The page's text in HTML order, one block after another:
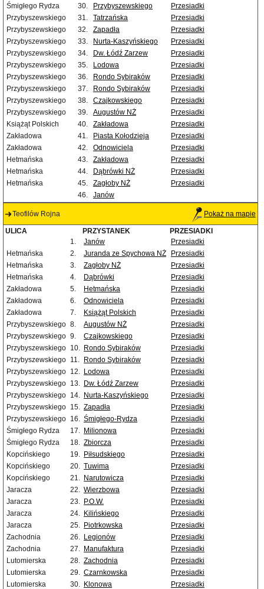
Śmigłego Rydza
30. Przybyszewskiego
Przesiadki
Przybyszewskiego
31. Tatrzańska
Przesiadki
Przybyszewskiego
32. Zapadła
Przesiadki
Przybyszewskiego
33. Nurta-Kaszyńskiego
Przesiadki
Przybyszewskiego
34. Dw. Łódź Zarzew
Przesiadki
Przybyszewskiego
35. Lodowa
Przesiadki
Przybyszewskiego
36. Rondo Sybiraków
Przesiadki
Przybyszewskiego
37. Rondo Sybiraków
Przesiadki
Przybyszewskiego
38. Czajkowskiego
Przesiadki
Przybyszewskiego
39. Augustów NŻ
Przesiadki
Książąt Polskich
40. Zakładowa
Przesiadki
Zakładowa
41. Piasta Kołodzieja
Przesiadki
Zakładowa
42. Odnowiciela
Przesiadki
Hetmańska
43. Zakładowa
Przesiadki
Hetmańska
44. Dąbrówki NŻ
Przesiadki
Hetmańska
45. Zagłoby NŻ
Przesiadki
46.
Janów
Teofilów Rojna Pokaż na mapie
ULICA PRZYSTANEK
PRZESIADKI
1.
Janów
Przesiadki
Hetmańska
2. Juranda ze Spychowa NŻ
Przesiadki
Hetmańska
3. Zagłoby NŻ
Przesiadki
Hetmańska
4. Dąbrówki
Przesiadki
Zakładowa
5. Hetmańska
Przesiadki
Zakładowa
6. Odnowiciela
Przesiadki
Zakładowa
7. Książąt Polskich
Przesiadki
Przybyszewskiego 8. Augustów NŻ
Przesiadki
Przybyszewskiego 9. Czajkowskiego
Przesiadki
Przybyszewskiego 10. Rondo Sybiraków
Przesiadki
Przybyszewskiego 11. Rondo Sybiraków
Przesiadki
Przybyszewskiego 12. Lodowa
Przesiadki
Przybyszewskiego 13. Dw. Łódź Zarzew
Przesiadki
Przybyszewskiego 14. Nurta-Kaszyńskiego
Przesiadki
Przybyszewskiego 15. Zapadła
Przesiadki
Przybyszewskiego 16. Śmigłego-Rydza
Przesiadki
Śmigłego Rydza
17. Milionowa
Przesiadki
Śmigłego Rydza
18. Zbiorcza
Przesiadki
Kopcińskiego
19. Piłsudskiego
Przesiadki
Kopcińskiego
20. Tuwima
Przesiadki
Kopcińskiego
21. Narutowicza
Przesiadki
Jaracza
22. Wierzbowa
Przesiadki
Jaracza
23. P.O.W.
Przesiadki
Jaracza
24. Kilińskiego
Przesiadki
Jaracza
25. Piotrkowska
Przesiadki
Zachodnia
26. Legionów
Przesiadki
Zachodnia
27. Manufaktura
Przesiadki
Lutomierska
28. Zachodnia
Przesiadki
Lutomierska
29. Czarnkowska
Przesiadki
Lutomierska
30. Klonowa Przesiadki